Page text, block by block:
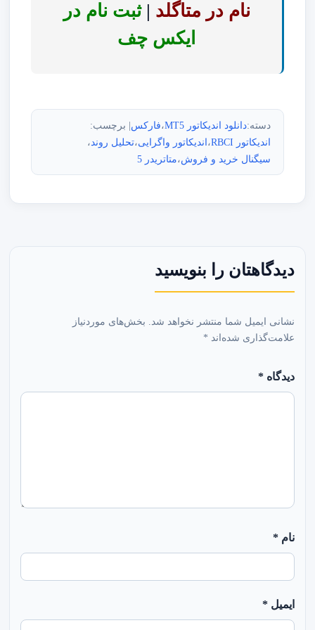
نام در متاگلد |ثبت نام در
ایکس چف
دسته:دانلود اندیکاتور MT5 ،فارکس| برچسب:
اندیکاتور RBCI
،اندیکاتور واگرایی،تحلیل روند،
سیگنال خرید و فروش،متاتریدر 5
دیدگاهتان را بنویسید
نشانی ایمیل شما منتشر نخواهد شد. بخش‌های موردنیاز
علامت‌گذاری شده‌اند *
دیدگاه *
نام *
ایمیل *